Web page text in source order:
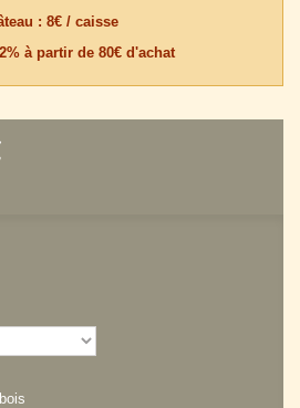
: 8€ / caisse
à partir de 80€ d'achat